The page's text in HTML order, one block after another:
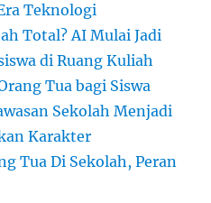
Teknologi
Total? AI Mulai Jadi
di Ruang Kuliah
Tua bagi Siswa
Sekolah Menjadi
Karakter
Tua Di Sekolah, Peran